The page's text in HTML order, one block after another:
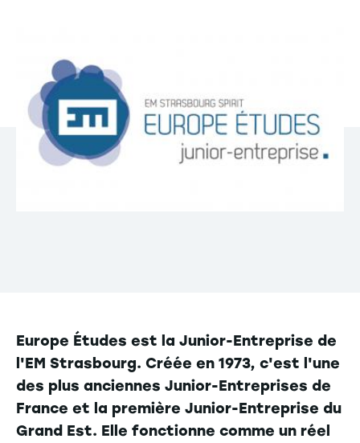
Europe Études est la Junior-Entreprise de
l'EM Strasbourg. Créée en 1973, c'est l'une
des plus anciennes Junior-Entreprises de
France et la première Junior-Entreprise du
Grand Est. Elle fonctionne comme un réel